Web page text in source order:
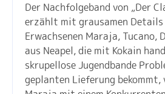
Der Nachfolgeband von „Der
erzählt mit grausamen Details
Erwachsenen Maraja, Tucano,
aus Neapel, die mit Kokain
skrupellose Jugendbande
geplanten Lieferung bekommt,